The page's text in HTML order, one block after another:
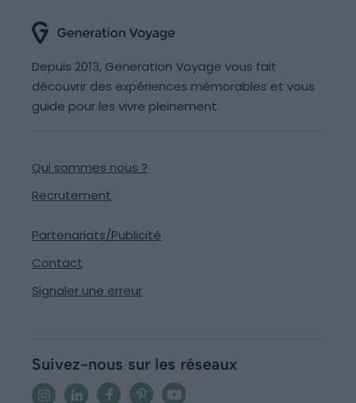
Depuis 2013, Generation Voyage vous fait
découvrir des expériences mémorables et vous
guide pour les vivre pleinement.
Qui sommes nous ?
Recrutement
Partenariats/Publicité
Contact
Signaler une erreur
Suivez-nous sur les réseaux